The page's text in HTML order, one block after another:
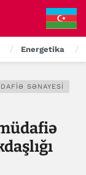
Energetika
SƏNAYESI